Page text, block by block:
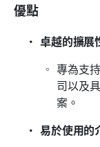
優點
卓越的擴展
專為支
司以及
案。
易於使用的